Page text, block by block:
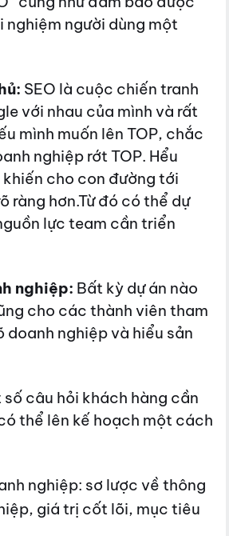
nghiệm người dùng một
SEO là cuộc chiến tranh
với nhau của mình và rất
mình muốn lên TOP, chắc
nghiệp rớt TOP. Hểu
cho con đường tới
ràng hơn.Từ đó có thể dự
lực team cần triển
nghiệp: Bất kỳ dự án nào
cho các thành viên tham
doanh nghiệp và hiểu sản
câu hỏi khách hàng cần
thể lên kế hoạch một cách
nghiệp: sơ lược về thông
giá trị cốt lõi, mục tiêu